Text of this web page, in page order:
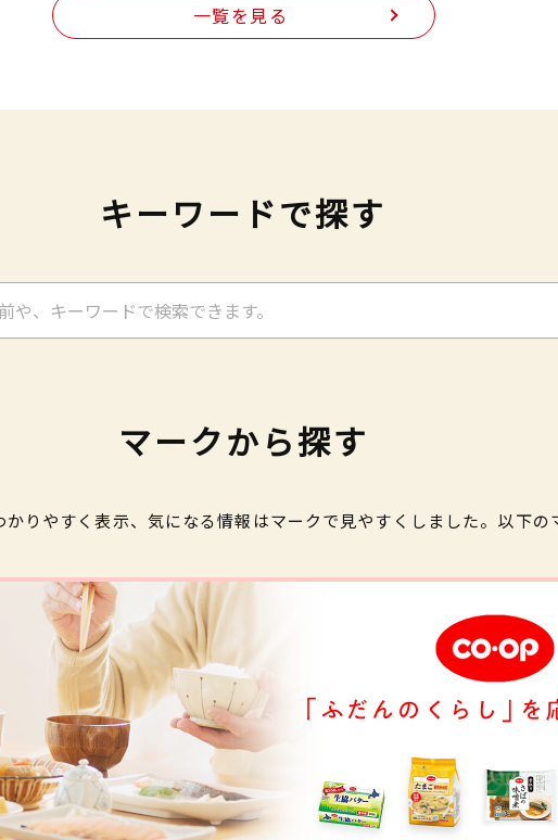
一覧を見る
キーワードで探す
マークから探す
りやすく表示、気になる情報はマークで見やすくしました。以下の